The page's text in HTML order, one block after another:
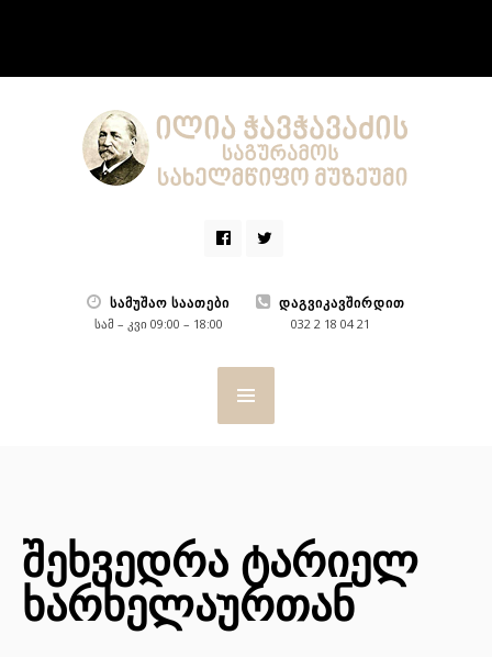
ᲡᲐᲛᲣᲨᲐᲝ ᲡᲐᲐᲗᲔᲑᲘ
სამ – კვი 09:00 – 18:00
ᲓᲐᲒᲕᲘᲙᲐᲕᲨᲘᲠᲓᲘᲗ
032 2 18 04 21
შეხვედრა ტარიელ
ხარხელაურთან